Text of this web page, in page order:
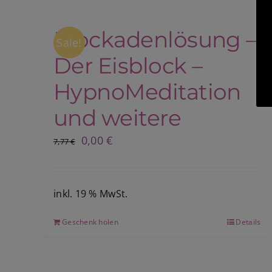
Sale!
Blockadenlösung –
Der Eisblock –
HypnoMeditation
und weitere
7,77€
Ursprünglicher
7,77 €
0,00€Aktueller
0,00 €.
inkl. 19 % MwSt.
Geschenk holen Details